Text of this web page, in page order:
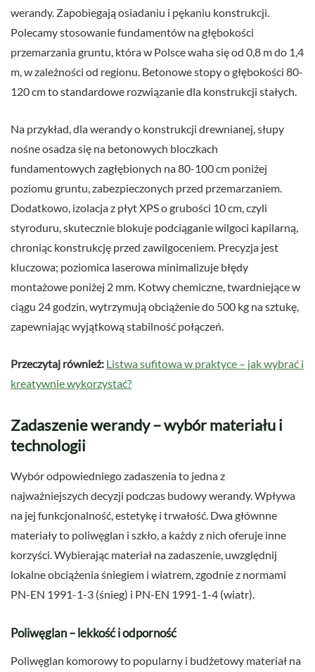
werandy. Zapobiegają osiadaniu i pękaniu konstrukcji.
Polecamy stosowanie fundamentów na głębokości
przemarzania gruntu, która w Polsce waha się od 0,8 m do 1,4
m, w zależności od regionu. Betonowe stopy o głębokości 80-
120 cm to standardowe rozwiązanie dla konstrukcji stałych.
Na przykład, dla werandy o konstrukcji drewnianej, słupy
nośne osadza się na betonowych bloczkach
fundamentowych zagłębionych na 80-100 cm poniżej
poziomu gruntu, zabezpieczonych przed przemarzaniem.
Dodatkowo, izolacja z płyt XPS o grubości 10 cm, czyli
styroduru, skutecznie blokuje podciąganie wilgoci kapilarną,
chroniąc konstrukcję przed zawilgoceniem. Precyzja jest
kluczowa; poziomica laserowa minimalizuje błędy
montażowe poniżej 2 mm. Kotwy chemiczne, twardniejące w
ciągu 24 godzin, wytrzymują obciążenie do 500 kg na sztukę,
zapewniając wyjątkową stabilność połączeń.
Przeczytaj również: Listwa sufitowa w praktyce – jak wybrać i
kreatywnie wykorzystać?
Zadaszenie werandy – wybór materiału i
technologii
Wybór odpowiedniego zadaszenia to jedna z
najważniejszych decyzji podczas budowy werandy. Wpływa
na jej funkcjonalność, estetykę i trwałość. Dwa głównne
materiały to poliwęglan i szkło, a każdy z nich oferuje inne
korzyści. Wybierając materiał na zadaszenie, uwzględnij
lokalne obciążenia śniegiem i wiatrem, zgodnie z normami
PN-EN 1991-1-3 (śnieg) i PN-EN 1991-1-4 (wiatr).
Poliwęglan – lekkość i odporność
Poliwęglan komorowy to popularny i budżetowy materiał na